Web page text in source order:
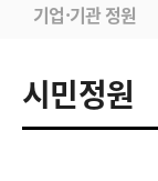
기업·기관 정원
시민정원